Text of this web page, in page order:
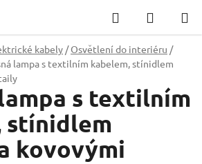
Search
CART
kabely / Osvětlení do interiéru /
lampa s textilním kabelem, stínidlem
s textilním
stínidlem
kovovými